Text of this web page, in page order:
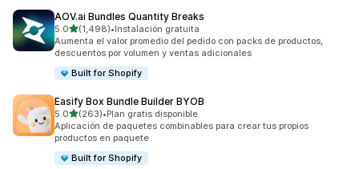
AOV.ai Bundles Quantity Breaks
5.0de 5 estrellas
(1,498)
1498 reseñas en total
•Instalación gratuita
Aumenta el valor promedio del pedido con packs de productos,
descuentos por volumen y ventas adicionales
Built for Shopify
Easify Box Bundle Builder BYOB
5.0de 5 estrellas
(263)
263 reseñas en total
•Plan gratis disponible
Aplicación de paquetes combinables para crear tus propios
productos en paquete
Built for Shopify